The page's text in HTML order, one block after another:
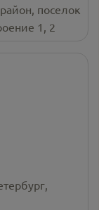
поселок
1, 2